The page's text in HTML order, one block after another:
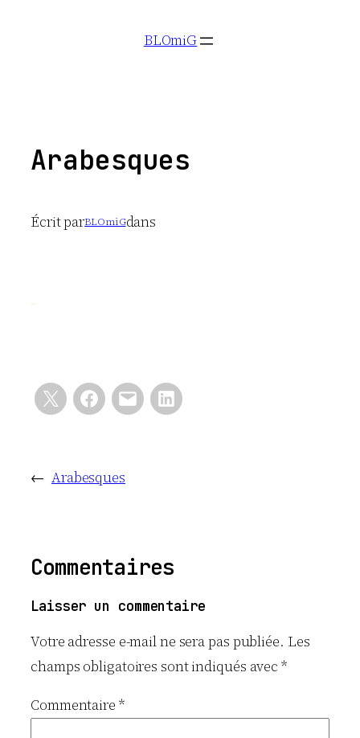
BLOmiG
Arabesques
Écrit parBLOmiGdans
← Arabesques
Commentaires
Laisser un commentaire
Votre adresse e-mail ne sera pas publiée. Les
champs obligatoires sont indiqués avec*
Commentaire *